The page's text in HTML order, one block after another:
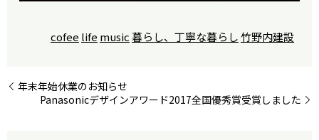
cofee life music暮らし、丁寧な暮らし竹野内建設
年末年始休業のお知らせ
Panasonicデザインアワード2017全国優秀賞受賞しました